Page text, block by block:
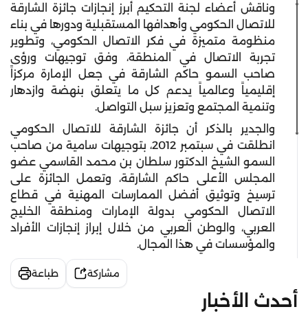
وناقش أعضاء لجنة التحكيم أبرز إنجازات جائزة الشارقة
للاتصال الحكومي وأهدافها المستقبلية ودورها في بناء
منظومة متميزة في فكر الاتصال الحكومي، وتطوير
تجربة الاتصال في المنطقة، وفق توجيهات ورؤى
صاحب السمو حاكم الشارقة في جعل الإمارة مركزاً
إقليمياً وعالمياً يدعم كل ما يتعلق بنهضة وازدهار
وتنمية المجتمع وتعزيز سبل التواصل.
والجدير بالذكر أن جائزة الشارقة للاتصال الحكومي
انطلقت في سبتمبر 2012، بتوجيهات سامية من صاحب
السمو الشيخ الدكتور سلطان بن محمد القاسمي عضو
المجلس الأعلى حاكم الشارقة، وتعمل الجائزة على
ترسيخ وتوثيق أفضل الممارسات المهنية في قطاع
الاتصال الحكومي بدولة الإمارات ومنطقة الخليج
العربي، والوطن العربي من خلال إبراز إنجازات الأفراد
والمؤسسات في هذا المجال.
مشاركة طباعة
أحدث الأخبار